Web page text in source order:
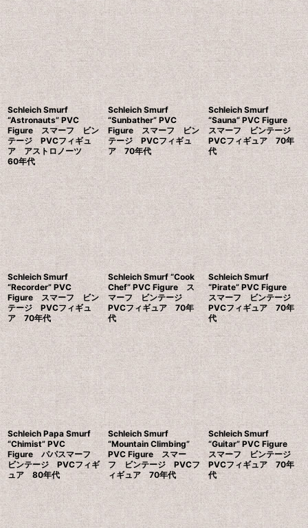
Schleich Smurf
“Astronauts” PVC
Figure スマーフ ビン
テージ PVCフィギュ
ア アストロノーツ
60年代
Schleich Smurf
“Sunbather” PVC
Figure スマーフ ビン
テージ PVCフィギュ
ア 70年代
Schleich Smurf
“Sauna” PVC Figure
スマーフ ビンテージ
PVCフィギュア 70年
代
Schleich Smurf
“Recorder” PVC
Figure スマーフ ビン
テージ PVCフィギュ
ア 70年代
Schleich Smurf “Cook
Chef” PVC Figure ス
マーフ ビンテージ
PVCフィギュア 70年
代
Schleich Smurf
“Pirate” PVC Figure
スマーフ ビンテージ
PVCフィギュア 70年
代
Schleich Papa Smurf
“Chimist” PVC
Figure パパスマーフ
ビンテージ PVCフィギ
ュア 80年代
Schleich Smurf
“Mountain Climbing”
PVC Figure スマー
フ ビンテージ PVCフ
ィギュア 70年代
Schleich Smurf
“Guitar” PVC Figure
スマーフ ビンテージ
PVCフィギュア 70年
代